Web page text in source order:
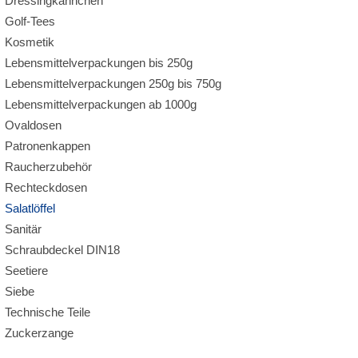
Golf-Tees
Kosmetik
Lebensmittelverpackungen bis 250g
Lebensmittelverpackungen 250g bis 750g
Lebensmittelverpackungen ab 1000g
Ovaldosen
Patronenkappen
Raucherzubehör
Rechteckdosen
Salatlöffel
Sanitär
Schraubdeckel DIN18
Seetiere
Siebe
Technische Teile
Zuckerzange